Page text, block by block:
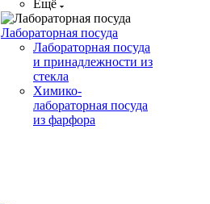
Ещё
Лабораторная посуда
Лабораторная посуда
и принадлежности из
стекла
Химико-
лабораторная посуда
из фарфора